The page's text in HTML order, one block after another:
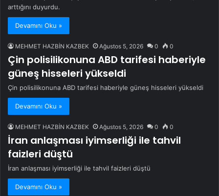
arttığını duyurdu.
Devamını Oku »
MEHMET HAZBİN KAZBEK Ağustos 5, 2026 0 0
Çin polisilikonuna ABD tarifesi haberiyle
güneş hisseleri yükseldi
Çin polisilikonuna ABD tarifesi haberiyle güneş hisseleri yükseldi
Devamını Oku »
MEHMET HAZBİN KAZBEK Ağustos 5, 2026 0 0
İran anlaşması iyimserliği ile tahvil
faizleri düştü
İran anlaşması iyimserliği ile tahvil faizleri düştü
Devamını Oku »